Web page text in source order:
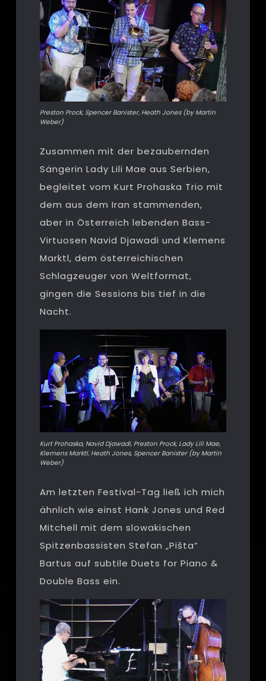
Preston Prock, Spencer Banister, Heath Jones (by Martin
Weber)
Zusammen mit der bezaubernden
Sängerin Lady Lili Mae aus Serbien,
begleitet vom Kurt Prohaska Trio mit
dem aus dem Iran stammenden,
aber in Österreich lebenden Bass-
Virtuosen Navid Djawadi und Klemens
Marktl, dem österreichischen
Schlagzeuger von Weltformat,
gingen die Sessions bis tief in die
Nacht.
Kurt Prohaska, Navid Djawadi, Preston Prock, Lady Lili Mae,
Klemens Marktl, Heath Jones, Spencer Banister (by Martin
Weber)
Am letzten Festival-Tag ließ ich mich
ähnlich wie einst Hank Jones und Red
Mitchell mit dem slowakischen
Spitzenbassisten Stefan „Pišta“
Bartus auf subtile Duets for Piano &
Double Bass ein.